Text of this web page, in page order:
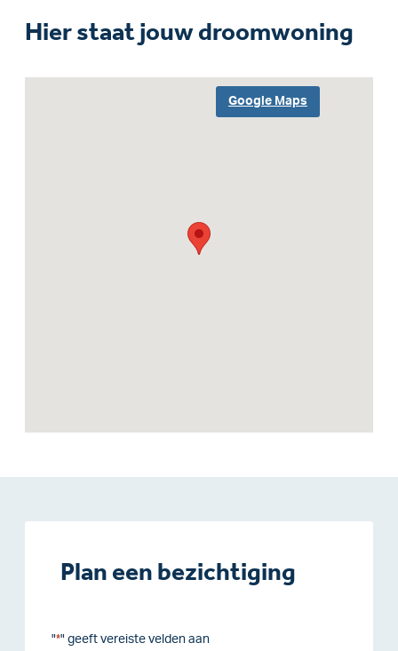
Hier staat jouw droomwoning
Google Maps
Plan een bezichtiging
"*" geeft vereiste velden aan